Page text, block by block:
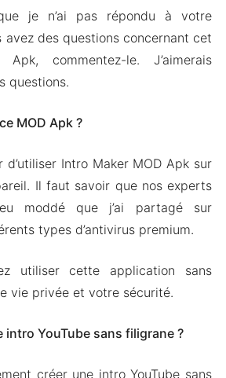
je n’ai pas répondu à votre
avez des questions concernant cet
commentez-le. J’aimerais
questions.
MOD Apk ?
d’utiliser Intro Maker MOD Apk sur
Il faut savoir que nos experts
moddé que j’ai partagé sur
types d’antivirus premium.
utiliser cette application sans
vie privée et votre sécurité.
intro YouTube sans filigrane ?
créer une intro YouTube sans